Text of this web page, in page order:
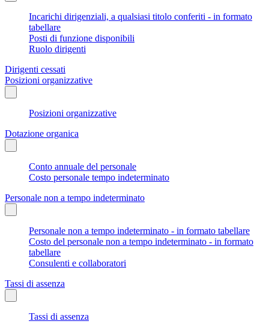
Incarichi dirigenziali, a qualsiasi titolo conferiti - in formato
tabellare
Posti di funzione disponibili
Ruolo dirigenti
Dirigenti cessati
Posizioni organizzative
Posizioni organizzative
Dotazione organica
Conto annuale del personale
Costo personale tempo indeterminato
Personale non a tempo indeterminato
Personale non a tempo indeterminato - in formato tabellare
Costo del personale non a tempo indeterminato - in formato
tabellare
Consulenti e collaboratori
Tassi di assenza
Tassi di assenza